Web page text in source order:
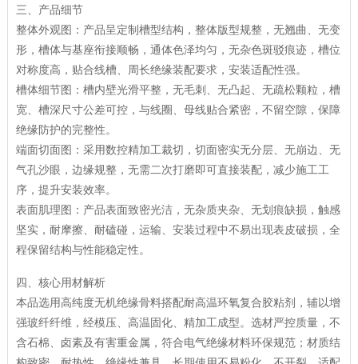
三、产品细节
整体外观图：产品呈定制槽型结构，整体版型规整，无翘曲、无变
形，槽体与基座衔接顺畅，通体色泽均匀，无杂色斑驳痕迹，槽位
对称度高，贴合线槽、周长绝缘装配要求，安装适配性强。
槽体细节图：槽内壁光滑平整，无毛刺、无凸起、无疏松颗粒，槽
宽、槽深尺寸公差可控，与线圈、母线贴合紧密，不留空隙，保障
绝缘防护的完整性。
端面切面图：采用数控精加工裁切，切面密实无分层、无崩边、无
气孔沙眼，边缘规整，无需二次打磨即可直接装配，减少施工工
序，提升安装效率。
表面肌理图：产品表面致密光洁，无杂质夹杂、无划痕缺损，触感
坚实，耐摩擦、耐磕碰，运输、安装过程中不易出现表皮破损，全
程保留结构与性能稳定性。
四、核心用材解析
本品选用高纯度无机绝缘骨料搭配耐高温环氧复合胶粘剂，辅以增
强玻纤纤维，经模压、高温固化、精加工成型。选材严控质量，不
含石棉、卤素及有害重金属，符合电气绝缘材料环保规范；材质结